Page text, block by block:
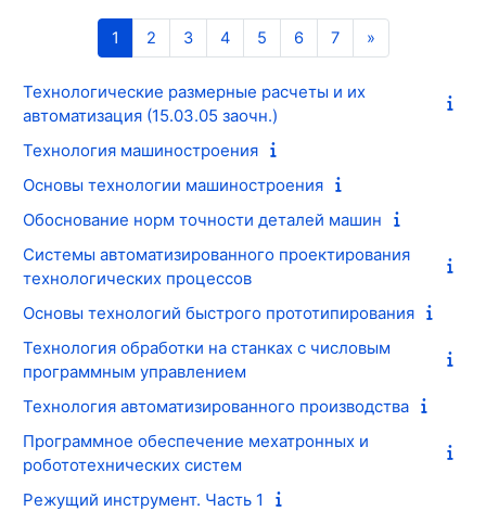
1 Страница 1
2Страница 2
3Страница 3
4Страница 4
5Страница 5
6Страница 6
7Страница 7
»Следующая
Технологические размерные расчеты и их
автоматизация (15.03.05 заочн.)
Технология машиностроения
Основы технологии машиностроения
Обоснование норм точности деталей машин
Системы автоматизированного проектирования
технологических процессов
Основы технологий быстрого прототипирования
Технология обработки на станках с числовым
программным управлением
Технология автоматизированного производства
Программное обеспечение мехатронных и
робототехнических систем
Режущий инструмент. Часть 1